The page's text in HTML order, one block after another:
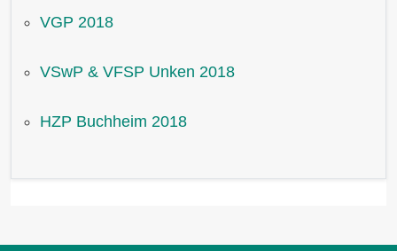
VGP 2018
VSwP & VFSP Unken 2018
HZP Buchheim 2018